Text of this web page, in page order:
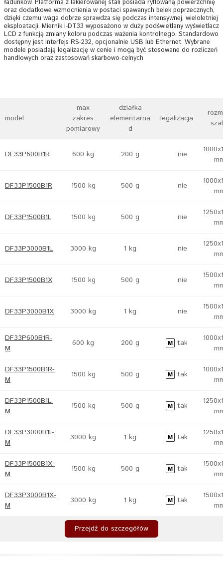
ładunków. Platforma z lakierowanej stali posiada ryflowaną powierzchnię
oraz dodatkowe wzmocnienia w postaci spawanych belek poprzecznych,
dzięki czemu waga dobrze sprawdza się podczas intensywnej, wieloletniej
eksploatacji. Miernik i-DT33 wyposażono w duży podświetlany wyświetlacz
LCD z funkcją zmiany koloru podczas ważenia kontrolnego. Standardowo
dostępny jest interfejs RS-232, opcjonalnie USB lub Ethernet. Wybrane
modele posiadają legalizację w cenie i mogą być stosowane do rozliczeń
handlowych oraz zastosowań skarbowo-celnych
model
max
zakres
pomiarowy
działka
elementarna
d
legalizacja
DF33P600B1R 600 kg 200 g nie
DF33P1500B1R 1500 kg 500 g nie
DF33P1500B1L 1500 kg 500 g nie
DF33P3000B1L 3000 kg 1 kg nie
DF33P1500B1X 1500 kg 500 g nie
DF33P3000B1X 3000 kg 1 kg nie
DF33P600B1R-
M
600 kg 200 g tak
DF33P1500B1R-
M
1500 kg 500 g tak
DF33P1500B1L-
M
1500 kg 500 g tak
DF33P3000B1L-
M
3000 kg 1 kg tak
DF33P1500B1X-
M
1500 kg 500 g tak
DF33P3000B1X-
M
3000 kg 1 kg tak
Przejdź do szczegółów